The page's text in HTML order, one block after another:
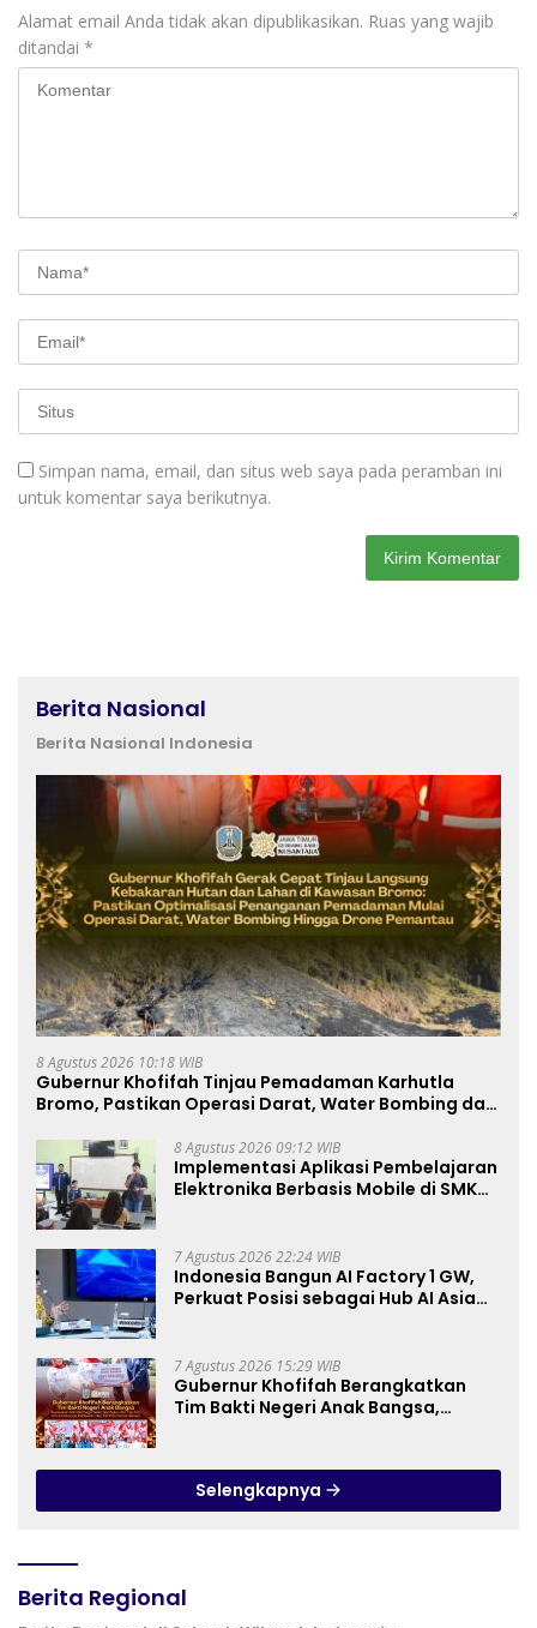
Alamat email Anda tidak akan dipublikasikan. Ruas yang wajib
ditandai *
Simpan nama, email, dan situs web saya pada peramban ini
untuk komentar saya berikutnya.
Berita Nasional
Berita Nasional Indonesia
8 Agustus 2026 10:18 WIB
Gubernur Khofifah Tinjau Pemadaman Karhutla
Bromo, Pastikan Operasi Darat, Water Bombing dan
8 Agustus 2026 09:12 WIB
Implementasi Aplikasi Pembelajaran
Elektronika Berbasis Mobile di SMK
Pembelajaran
7 Agustus 2026 22:24 WIB
Indonesia Bangun AI Factory 1 GW,
Perkuat Posisi sebagai Hub AI Asia
7 Agustus 2026 15:29 WIB
Gubernur Khofifah Berangkatkan
Tim Bakti Negeri Anak Bangsa,
Kemerdekaan
Selengkapnya
Berita Regional